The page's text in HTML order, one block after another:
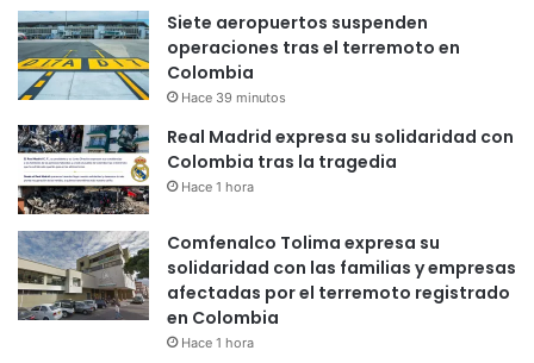
Siete aeropuertos suspenden
operaciones tras el terremoto en
Colombia
Hace 39 minutos
Real Madrid expresa su solidaridad con
Colombia tras la tragedia
Hace 1 hora
Comfenalco Tolima expresa su
solidaridad con las familias y empresas
afectadas por el terremoto registrado
en Colombia
Hace 1 hora